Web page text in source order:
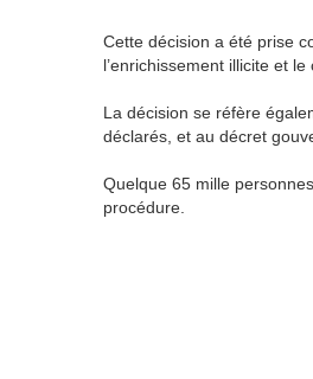
Cette décision a été prise
l’enrichissement illicite et
La décision se réfère
déclarés, et au décret
Quelque 65 mille
procédure.